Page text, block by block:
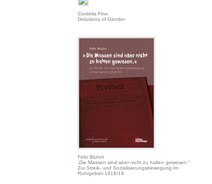
Cordelia Fine
Delusions of Gender
Felix Bluhm
„Die Massen sind aber nicht zu halten gewesen.“
Zur Streik- und Sozialisierungsbewegung im
Ruhrgebiet 1918/19